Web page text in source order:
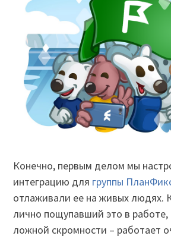
Конечно, первым делом мы
интеграцию для группы
отлаживали ее на живых людях.
лично пощупавший это в работе,
ложной скромности – работает